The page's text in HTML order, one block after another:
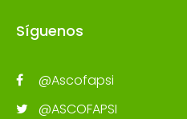
Síguenos
@Ascofapsi
@ASCOFAPSI